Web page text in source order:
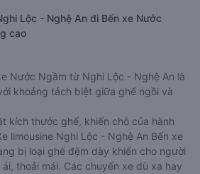
Lộc - Nghệ An đi Bến xe Nước
cao
Nước Ngầm từ Nghi Lộc - Nghệ An là
khoảng tách biệt giữa ghế ngồi và
kích thước ghế, khiến chỗ của hành
limousine Nghi Lộc - Nghệ An Bến xe
bị loại ghế đệm dày khiến cho người
thoải mái. Các chuyến xe dù xa hay